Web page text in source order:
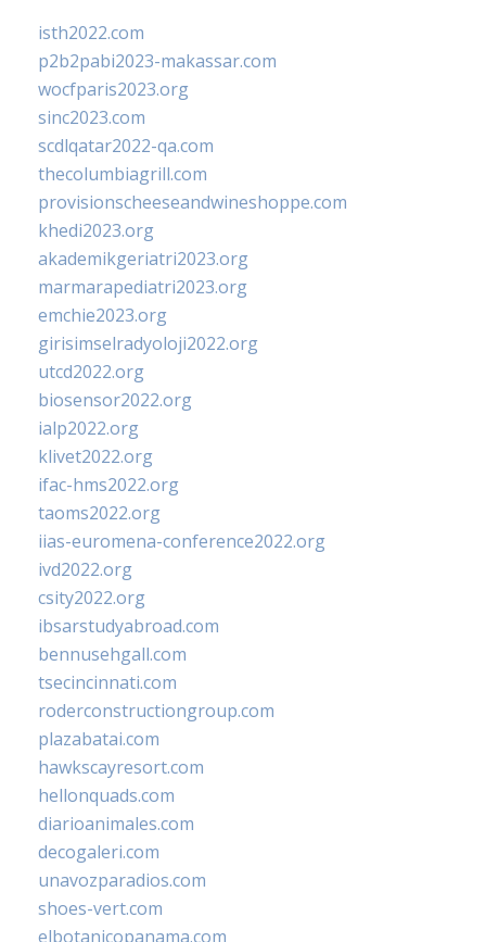
isth2022.com
p2b2pabi2023-makassar.com
wocfparis2023.org
sinc2023.com
scdlqatar2022-qa.com
thecolumbiagrill.com
provisionscheeseandwineshoppe.com
khedi2023.org
akademikgeriatri2023.org
marmarapediatri2023.org
emchie2023.org
girisimselradyoloji2022.org
utcd2022.org
biosensor2022.org
ialp2022.org
klivet2022.org
ifac-hms2022.org
taoms2022.org
iias-euromena-conference2022.org
ivd2022.org
csity2022.org
ibsarstudyabroad.com
bennusehgall.com
tsecincinnati.com
roderconstructiongroup.com
plazabatai.com
hawkscayresort.com
hellonquads.com
diarioanimales.com
decogaleri.com
unavozparadios.com
shoes-vert.com
elbotanicopanama.com